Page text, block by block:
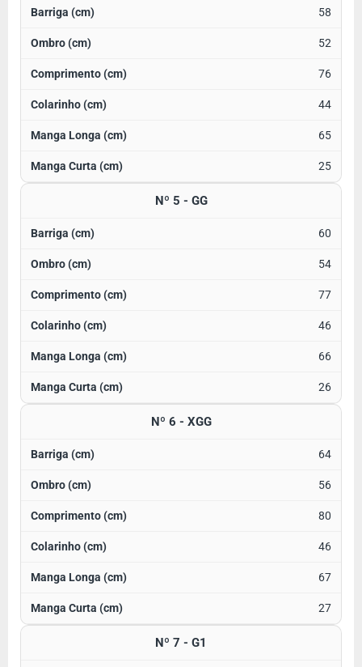
58
52
76
44
65
25
Nº 5 - GG
60
54
77
46
66
26
Nº 6 - XGG
64
56
80
46
67
27
Nº 7 - G1